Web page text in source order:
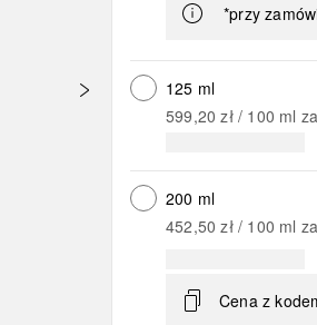
*przy
125 ml
599,20 zł / 100 ml
200 ml
452,50 zł / 100 ml
Cena z